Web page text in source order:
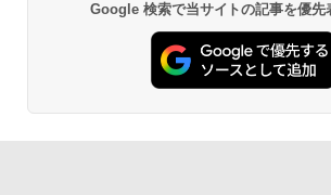
Google 検索で当サイトの記事を優先